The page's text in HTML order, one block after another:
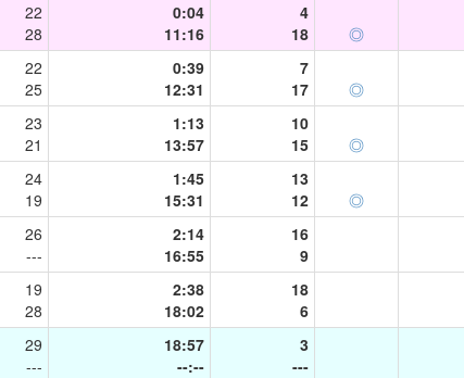
22
28
0:04
11:16
4
18
◎
22
25
0:39
12:31
7
17
◎
23
21
1:13
13:57
10
15
◎
24
19
1:45
15:31
13
12
◎
26
---
2:14
16:55
16
9
19
28
2:38
18:02
18
6
29
---
18:57
--:--
3
---